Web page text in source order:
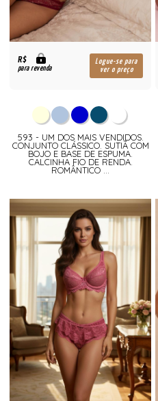
R$
para revenda
Logue-se para
ver o preço
593 - UM DOS MAIS VENDIDOS.
CONJUNTO CLÁSSICO. SUTIÃ COM
BOJO E BASE DE ESPUMA.
CALCINHA FIO DE RENDA.
ROMÂNTICO ...